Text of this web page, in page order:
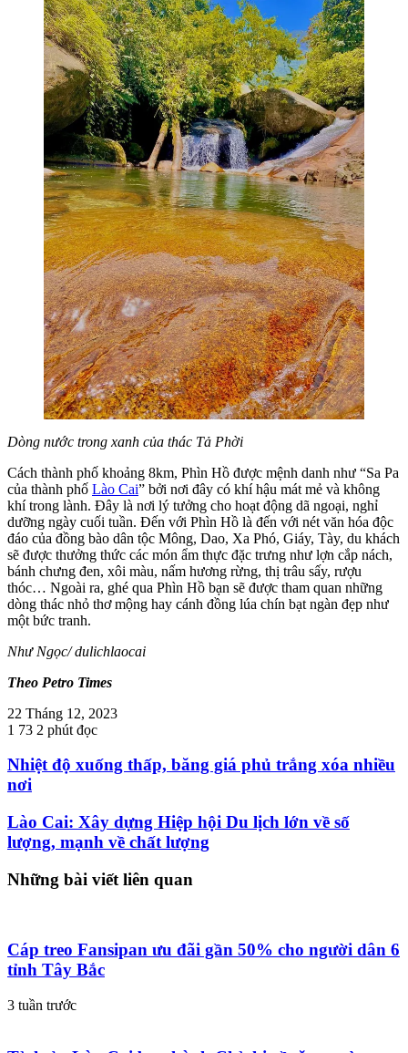
Dòng nước trong xanh của thác Tả Phời
Cách thành phố khoảng 8km, Phìn Hồ được mệnh danh như “Sa Pa
của thành phố Lào Cai” bởi nơi đây có khí hậu mát mẻ và không
khí trong lành. Đây là nơi lý tưởng cho hoạt động dã ngoại, nghỉ
dưỡng ngày cuối tuần. Đến với Phìn Hồ là đến với nét văn hóa độc
đáo của đồng bào dân tộc Mông, Dao, Xa Phó, Giáy, Tày, du khách
sẽ được thưởng thức các món ẩm thực đặc trưng như lợn cắp nách,
bánh chưng đen, xôi màu, nấm hương rừng, thị trâu sấy, rượu
thóc… Ngoài ra, ghé qua Phìn Hồ bạn sẽ được tham quan những
dòng thác nhỏ thơ mộng hay cánh đồng lúa chín bạt ngàn đẹp như
một bức tranh.
Như Ngọc/ dulichlaocai
Theo Petro Times
22 Tháng 12, 2023
1 73 2 phút đọc
Nhiệt độ xuống thấp, băng giá phủ trắng xóa nhiều
nơi
Lào Cai: Xây dựng Hiệp hội Du lịch lớn về số
lượng, mạnh về chất lượng
Những bài viết liên quan
Cáp treo Fansipan ưu đãi gần 50% cho người dân 6
tỉnh Tây Bắc
3 tuần trước